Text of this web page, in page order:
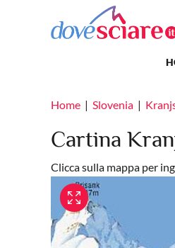
Salta al contenuto principale
Home Slovenia
Cartina
Clicca sulla mappa per